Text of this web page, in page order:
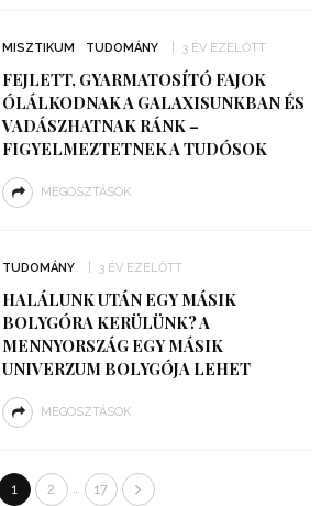
MISZTIKUM TUDOMÁNY 3 ÉV EZELŐTT
FEJLETT, GYARMATOSÍTÓ FAJOK
ÓLÁLKODNAK A GALAXISUNKBAN ÉS
VADÁSZHATNAK RÁNK –
FIGYELMEZTETNEK A TUDÓSOK
MEGOSZTÁSOK
TUDOMÁNY 3 ÉV EZELŐTT
HALÁLUNK UTÁN EGY MÁSIK
BOLYGÓRA KERÜLÜNK? A
MENNYORSZÁG EGY MÁSIK
UNIVERZUM BOLYGÓJA LEHET
MEGOSZTÁSOK
1 2 … 17